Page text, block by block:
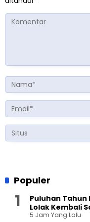
Populer
Puluhan
Lolak Kembali
5 Jam Yang Lalu